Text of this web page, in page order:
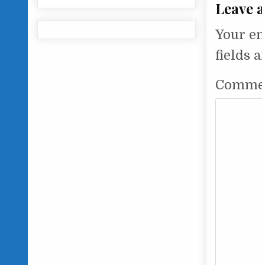
Leave
Your
fields